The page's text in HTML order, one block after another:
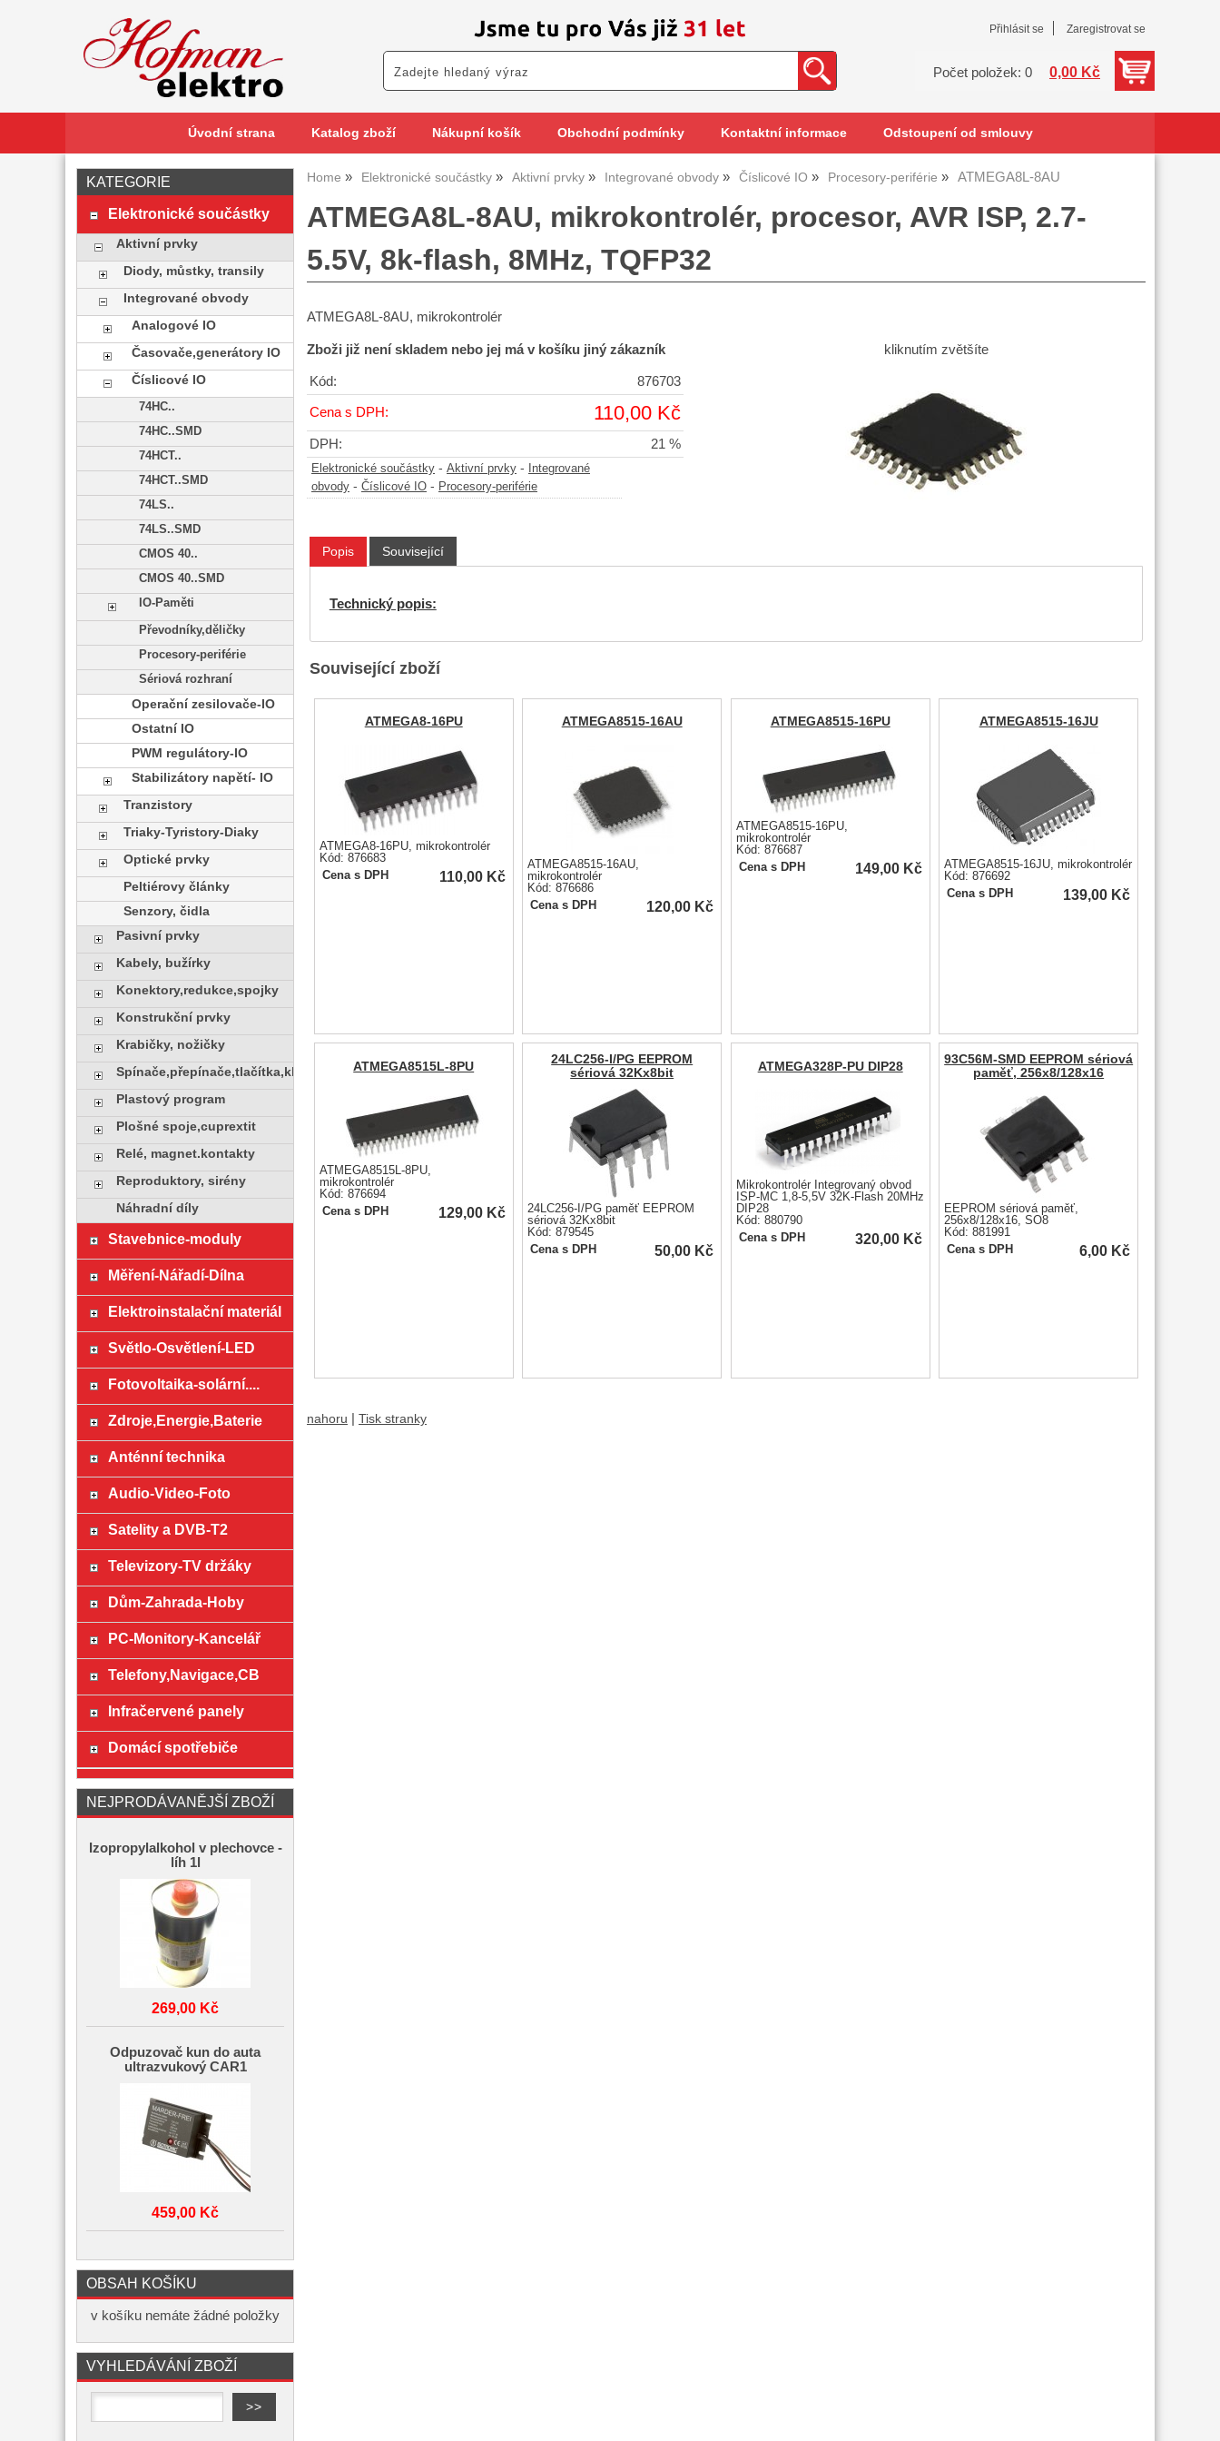
Přihlásit se Zaregistrovat se
Počet položek: 0 0,00 Kč
Úvodní strana Katalog zboží Nákupní košík Obchodní podmínky Kontaktní informace Odstoupení od smlouvy
Home Elektronické součástky Aktivní prvky Integrované obvody Číslicové IO Procesory-periférie ATMEGA8L-8AU
ATMEGA8L-8AU, mikrokontrolér, procesor, AVR ISP, 2.7-
5.5V, 8k-flash, 8MHz, TQFP32
ATMEGA8L-8AU, mikrokontrolér
kliknutím zvětšíte
Zboži již není skladem nebo jej má v košíku jiný zákazník
Kód: 876703
Cena s DPH: 110,00 Kč
DPH: 21 %
Elektronické součástky - Aktivní prvky -
Integrované
obvody - Číslicové IO - Procesory-periférie
Popis Související
Technický popis:
Související zboží
ATMEGA8-16PU
ATMEGA8-16PU, mikrokontrolér
Kód: 876683
Cena s DPH
110,00 Kč
ATMEGA8515-16AU
ATMEGA8515-16AU,
mikrokontrolér
Kód: 876686
Cena s DPH
120,00 Kč
ATMEGA8515-16PU
ATMEGA8515-16PU,
mikrokontrolér
Kód: 876687
Cena s DPH
149,00 Kč
ATMEGA8515-16JU
ATMEGA8515-16JU, mikrokontrolér
Kód: 876692
Cena s DPH
139,00 Kč
ATMEGA8515L-8PU
ATMEGA8515L-8PU,
mikrokontrolér
Kód: 876694
Cena s DPH
129,00 Kč
24LC256-I/PG EEPROM
sériová 32Kx8bit
24LC256-I/PG paměť EEPROM
sériová 32Kx8bit
Kód: 879545
Cena s DPH
50,00 Kč
ATMEGA328P-PU DIP28
Mikrokontrolér Integrovaný obvod
ISP-MC 1,8-5,5V 32K-Flash 20MHz
DIP28
Kód: 880790
Cena s DPH
320,00 Kč
93C56M-SMD EEPROM sériová
paměť, 256x8/128x16
EEPROM sériová paměť,
256x8/128x16, SO8
Kód: 881991
Cena s DPH
6,00 Kč
nahoru | Tisk stranky
KATEGORIE
Elektronické součástky
Aktivní prvky
Diody, můstky, transily
Integrované obvody
Analogové IO
Časovače,generátory IO
Číslicové IO
74HC..
74HC..SMD
74HCT..
74HCT..SMD
74LS..
74LS..SMD
CMOS 40..
CMOS 40..SMD
IO-Paměti
Převodníky,děličky
Procesory-periférie
Sériová rozhraní
Operační zesilovače-IO
Ostatní IO
PWM regulátory-IO
Stabilizátory napětí- IO
Tranzistory
Triaky-Tyristory-Diaky
Optické prvky
Peltiérovy články
Senzory, čidla
Pasivní prvky
Kabely, bužírky
Konektory,redukce,spojky
Konstrukční prvky
Krabičky, nožičky
Spínače,přepínače,tlačítka,klávesy
Plastový program
Plošné spoje,cuprextit
Relé, magnet.kontakty
Reproduktory, sirény
Náhradní díly
Stavebnice-moduly
Měření-Nářadí-Dílna
Elektroinstalační materiál
Světlo-Osvětlení-LED
Fotovoltaika-solární....
Zdroje,Energie,Baterie
Anténní technika
Audio-Video-Foto
Satelity a DVB-T2
Televizory-TV držáky
Dům-Zahrada-Hoby
PC-Monitory-Kancelář
Telefony,Navigace,CB
Infračervené panely
Domácí spotřebiče
NEJPRODÁVANĚJŠÍ ZBOŽÍ
Izopropylalkohol v plechovce -
líh 1l
269,00 Kč
Odpuzovač kun do auta
ultrazvukový CAR1
459,00 Kč
OBSAH KOŠÍKU
v košíku nemáte žádné položky
VYHLEDÁVÁNÍ ZBOŽÍ